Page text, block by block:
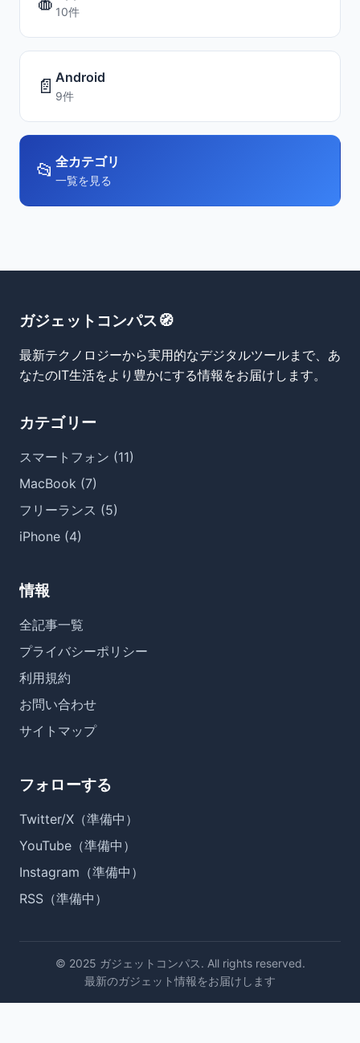
10件
📄 Android
9件
📂 全カテゴリ
一覧を見る
ガジェットコンパス🧭
最新テクノロジーから実用的なデジタルツールまで、あ
なたのIT生活をより豊かにする情報をお届けします。
カテゴリー
スマートフォン (11)
MacBook (7)
フリーランス (5)
iPhone (4)
情報
全記事一覧
プライバシーポリシー
利用規約
お問い合わせ
サイトマップ
フォローする
Twitter/X（準備中）
YouTube（準備中）
Instagram（準備中）
RSS（準備中）
© 2025 ガジェットコンパス. All rights reserved.
最新のガジェット情報をお届けします